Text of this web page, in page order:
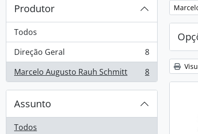
Produtor
Todos
Direção Geral
, 8 resultados
8
Marcelo Augusto Rauh Schmitt
, 8 resultados 8
Assunto
Todos